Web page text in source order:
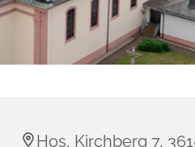
Hos, Kirchberg 7,